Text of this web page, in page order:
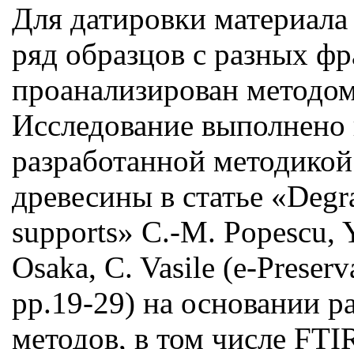
Для датировки
ряд образцов с разных
проанализирован
Исследование выполнено
разработанной
древесины в статье
supports» C.-M. Popescu,
Osaka, C. Vasile (е-
pp.19-29) на основании
методов, в том числе